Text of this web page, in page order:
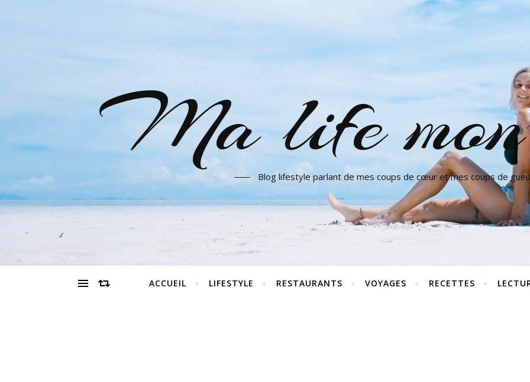
Ma lifeBlog lifestyle parlant de mes coups de cœur et mes coups de
ACCUEIL LIFESTYLE RESTAURANTS VOYAGES RECETTES